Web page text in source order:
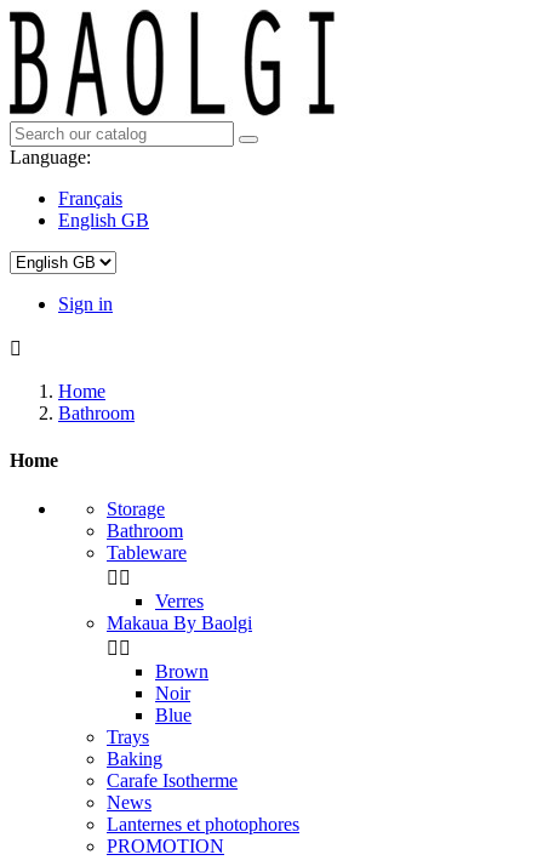
Language:
Français
English GB
Sign in

Home
Bathroom
Home
Storage
Bathroom
Tableware
 
Verres
Makaua By Baolgi
 
Brown
Noir
Blue
Trays
Baking
Carafe Isotherme
News
Lanternes et photophores
PROMOTION